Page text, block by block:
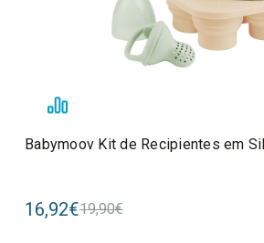
Babymoov Kit de Recipientes em
16,92€19,90€